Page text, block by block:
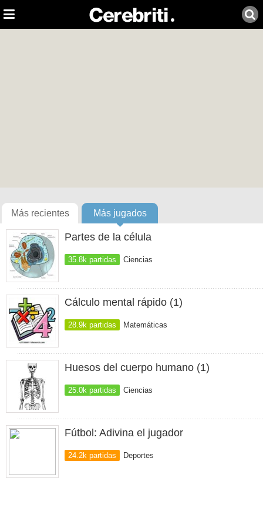
Más recientes Más jugados
Partes de la célula
35.8k partidas Ciencias
Cálculo mental rápido (1)
28.9k partidas Matemáticas
Huesos del cuerpo humano (1)
25.0k partidas Ciencias
Fútbol: Adivina el jugador
24.2k partidas Deportes